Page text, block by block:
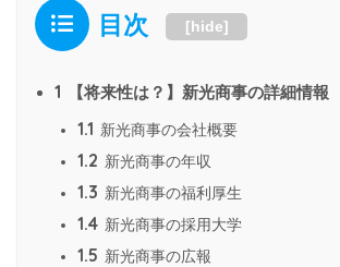
目次 [hide]
1 【将来性は？】新光商事の詳細情報
1.1 新光商事の会社概要
1.2 新光商事の年収
1.3 新光商事の福利厚生
1.4 新光商事の採用大学
1.5 新光商事の広報